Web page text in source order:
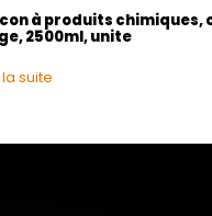
à produits chimiques,
2500ml, unite
la suite